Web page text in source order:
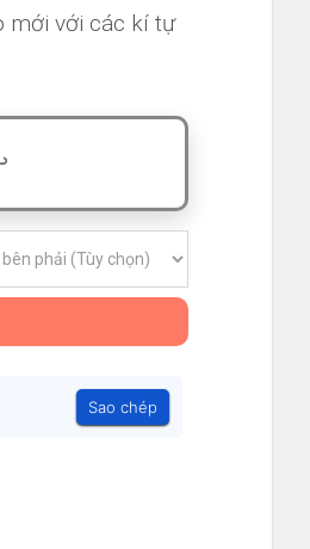
mới với các kí tự
Sao chép